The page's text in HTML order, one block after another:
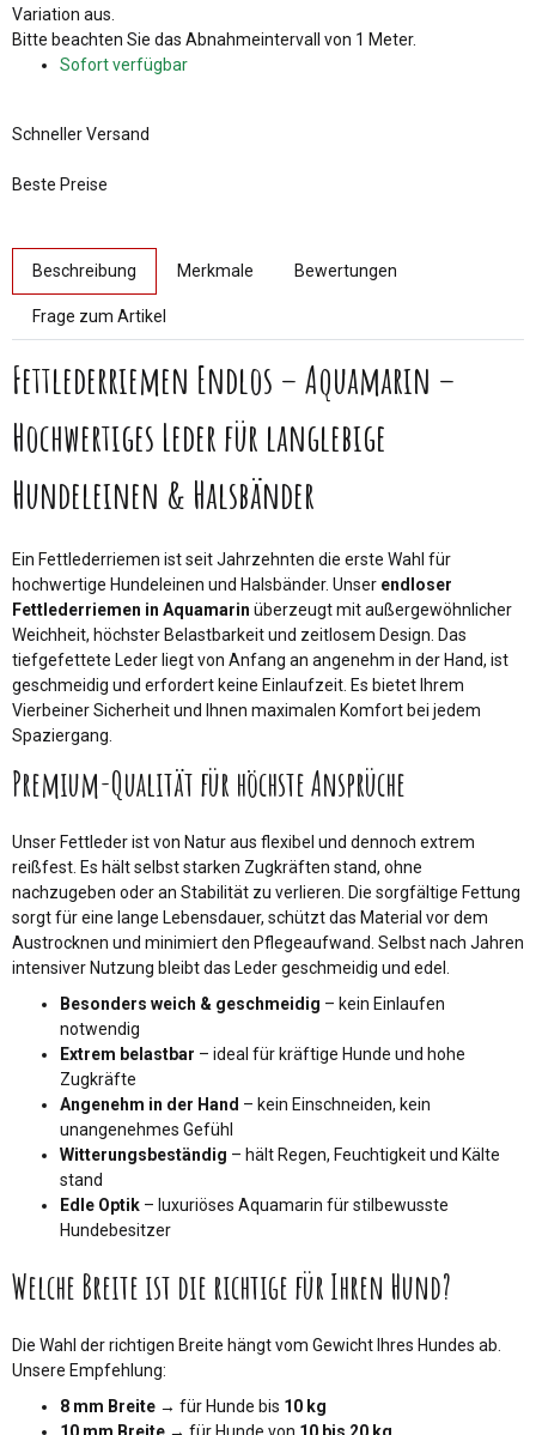
Variation aus.
xBitte beachten Sie das Abnahmeintervall von 1 Meter.
Sofort verfügbar
Schneller Versand
Beste Preise
Beschreibung Merkmale Bewertungen
Frage zum Artikel
Fettlederriemen Endlos – Aquamarin –
Hochwertiges Leder für langlebige
Hundeleinen & Halsbänder
Ein Fettlederriemen ist seit Jahrzehnten die erste Wahl für
hochwertige Hundeleinen und Halsbänder. Unser endloser
Fettlederriemen in Aquamarin überzeugt mit außergewöhnlicher
Weichheit, höchster Belastbarkeit und zeitlosem Design. Das
tiefgefettete Leder liegt von Anfang an angenehm in der Hand, ist
geschmeidig und erfordert keine Einlaufzeit. Es bietet Ihrem
Vierbeiner Sicherheit und Ihnen maximalen Komfort bei jedem
Spaziergang.
Premium-Qualität für höchste Ansprüche
Unser Fettleder ist von Natur aus flexibel und dennoch extrem
reißfest. Es hält selbst starken Zugkräften stand, ohne
nachzugeben oder an Stabilität zu verlieren. Die sorgfältige Fettung
sorgt für eine lange Lebensdauer, schützt das Material vor dem
Austrocknen und minimiert den Pflegeaufwand. Selbst nach Jahren
intensiver Nutzung bleibt das Leder geschmeidig und edel.
Besonders weich & geschmeidig – kein Einlaufen
notwendig
Extrem belastbar – ideal für kräftige Hunde und hohe
Zugkräfte
Angenehm in der Hand – kein Einschneiden, kein
unangenehmes Gefühl
Witterungsbeständig – hält Regen, Feuchtigkeit und Kälte
stand
Edle Optik – luxuriöses Aquamarin für stilbewusste
Hundebesitzer
Welche Breite ist die richtige für Ihren Hund?
Die Wahl der richtigen Breite hängt vom Gewicht Ihres Hundes ab.
Unsere Empfehlung:
8 mm Breite → für Hunde bis 10 kg